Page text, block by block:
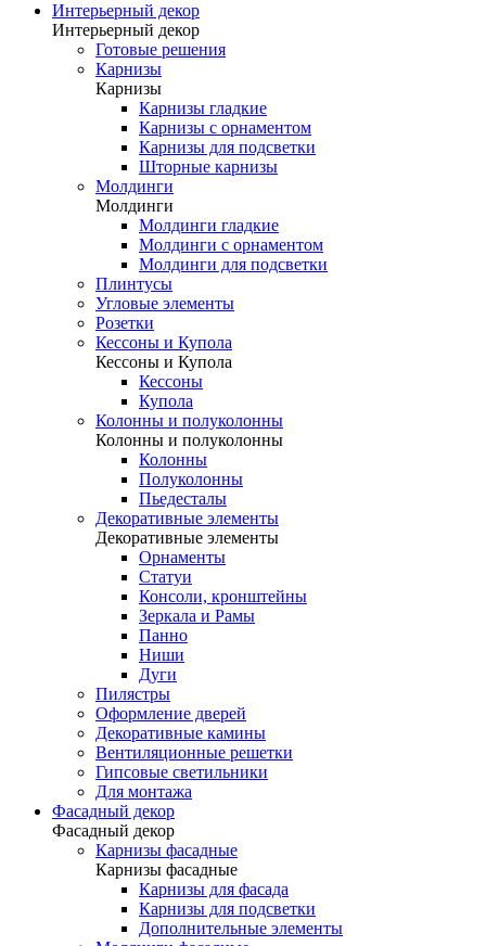
Интерьерный декор
Интерьерный декор
Готовые решения
Карнизы
Карнизы
Карнизы гладкие
Карнизы с орнаментом
Карнизы для подсветки
Шторные карнизы
Молдинги
Молдинги
Молдинги гладкие
Молдинги с орнаментом
Молдинги для подсветки
Плинтусы
Угловые элементы
Розетки
Кессоны и Купола
Кессоны и Купола
Кессоны
Купола
Колонны и полуколонны
Колонны и полуколонны
Колонны
Полуколонны
Пьедесталы
Декоративные элементы
Декоративные элементы
Орнаменты
Статуи
Консоли, кронштейны
Зеркала и Рамы
Панно
Ниши
Дуги
Пилястры
Оформление дверей
Декоративные камины
Вентиляционные решетки
Гипсовые светильники
Для монтажа
Фасадный декор
Фасадный декор
Карнизы фасадные
Карнизы фасадные
Карнизы для фасада
Карнизы для подсветки
Дополнительные элементы